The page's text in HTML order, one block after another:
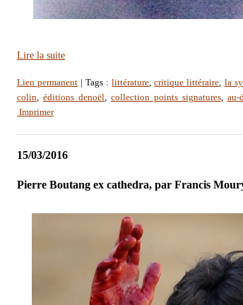
Lire la suite
Lien permanent | Tags :littérature,critique littéraire, la
colin, éditions denoël, collection points signatures, au-
Imprimer
15/03/2016
Pierre Boutang ex cathedra, par Francis